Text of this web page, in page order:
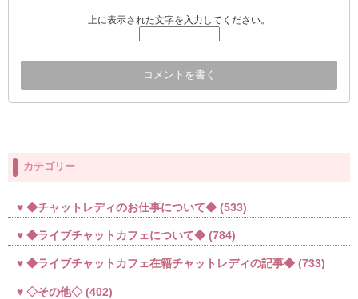
上に表示された文字を入力してください。
カテゴリー
◆チャットレディのお仕事について◆ (533)
◆ライブチャットカフェについて◆ (784)
◆ライブチャットカフェ在籍チャットレディの記事◆ (733)
◇その他◇ (402)